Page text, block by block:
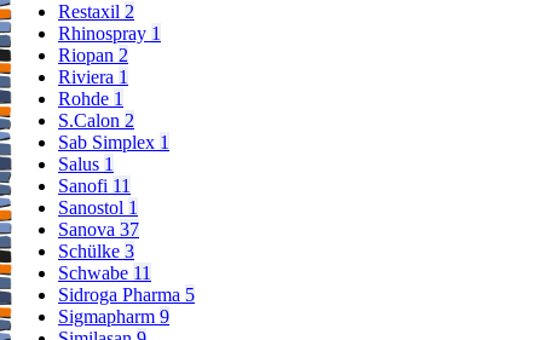
Restaxil 2
Rhinospray 1
Riopan 2
Riviera 1
Rohde 1
S.Calon 2
Sab Simplex 1
Salus 1
Sanofi 11
Sanostol 1
Sanova 37
Schülke 3
Schwabe 11
Sidroga Pharma 5
Sigmapharm 9